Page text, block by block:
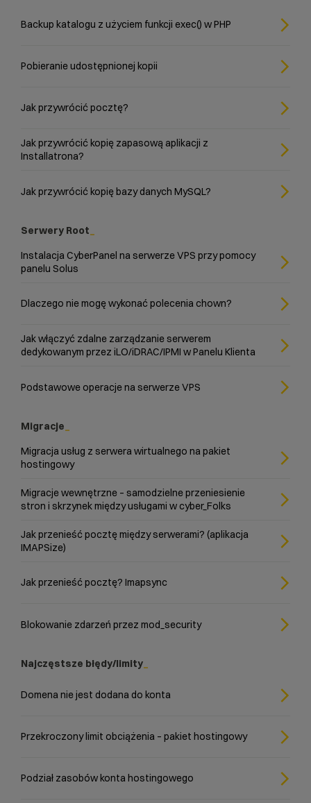
Backup katalogu z użyciem funkcji exec() w PHP
Pobieranie udostępnionej kopii
Jak przywrócić pocztę?
Jak przywrócić kopię zapasową aplikacji z
Installatrona?
Jak przywrócić kopię bazy danych MySQL?
Serwery Root
Instalacja CyberPanel na serwerze VPS przy pomocy
panelu Solus
Dlaczego nie mogę wykonać polecenia chown?
Jak włączyć zdalne zarządzanie serwerem
dedykowanym przez iLO/iDRAC/IPMI w Panelu Klienta
Podstawowe operacje na serwerze VPS
Migracje
Migracja usług z serwera wirtualnego na pakiet
hostingowy
Migracje wewnętrzne – samodzielne przeniesienie
stron i skrzynek między usługami w cyber_Folks
Jak przenieść pocztę między serwerami? (aplikacja
IMAPSize)
Jak przenieść pocztę? Imapsync
Blokowanie zdarzeń przez mod_security
Najczęstsze błędy/limity
Domena nie jest dodana do konta
Przekroczony limit obciążenia – pakiet hostingowy
Podział zasobów konta hostingowego